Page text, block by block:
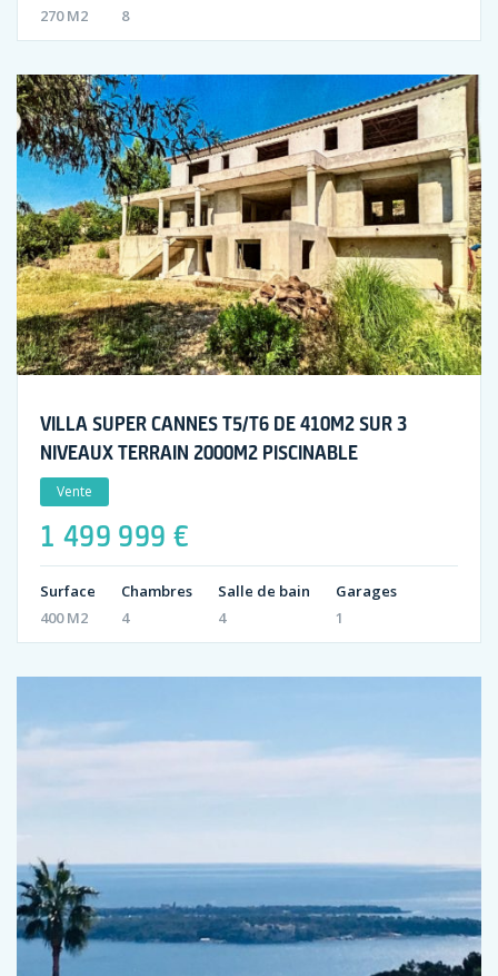
270 M2
8
VILLA SUPER CANNES T5/T6 DE 410M2 SUR 3
NIVEAUX TERRAIN 2000M2 PISCINABLE
Vente
1 499 999 €
Surface
400 M2
Chambres
4
Salle de bain
4
Garages
1